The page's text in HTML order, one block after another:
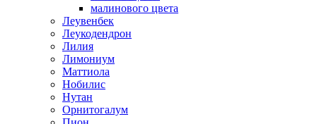
малинового цвета
Леувенбек
Леукодендрон
Лилия
Лимониум
Маттиола
Нобилис
Нутан
Орнитогалум